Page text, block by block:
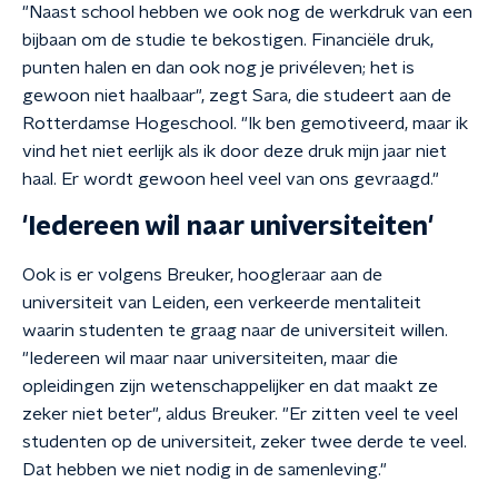
"Naast school hebben we ook nog de werkdruk van een
bijbaan om de studie te bekostigen. Financiële druk,
punten halen en dan ook nog je privéleven; het is
gewoon niet haalbaar", zegt Sara, die studeert aan de
Rotterdamse Hogeschool. "Ik ben gemotiveerd, maar ik
vind het niet eerlijk als ik door deze druk mijn jaar niet
haal. Er wordt gewoon heel veel van ons gevraagd."
'Iedereen wil naar universiteiten'
Ook is er volgens Breuker, hoogleraar aan de
universiteit van Leiden, een verkeerde mentaliteit
waarin studenten te graag naar de universiteit willen.
"Iedereen wil maar naar universiteiten, maar die
opleidingen zijn wetenschappelijker en dat maakt ze
zeker niet beter", aldus Breuker. "Er zitten veel te veel
studenten op de universiteit, zeker twee derde te veel.
Dat hebben we niet nodig in de samenleving."